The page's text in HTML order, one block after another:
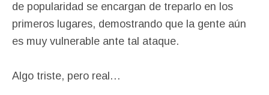
de popularidad se encargan de treparlo en los
primeros lugares, demostrando que la gente aún
es muy vulnerable ante tal ataque.
Algo triste, pero real…